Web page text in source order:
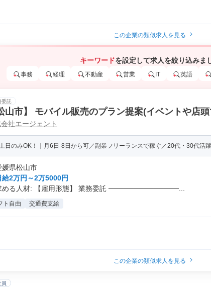
この企業の類似求人を見る
キーワードを設定して求人を絞り込みま
事務 経理 不動産 営業 IT 英語
委託
山市】 モバイル販売のプラン提案(イベントや店
社エージェント
日のみOK！｜月6日-8日から可／副業フリーランスで稼ぐ／20代・30代活
媛県松山市
給2万円～2万5000円
める人材: 【雇用形態】 業務委託 ──────────────...
ト自由 交通費支給
この企業の類似求人を見る
員